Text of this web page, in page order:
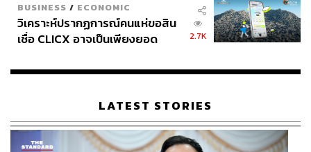
BUSINESS / ECONOMIC
วิเคราะห์ปรากฏการณ์คนแห่ขอสิน
เชื่อ CLICX อาจเป็นเพียงยอด
เรือนไทยที่ถูกซุกไว้
2.7K
LATEST STORIES